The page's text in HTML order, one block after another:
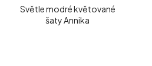
Světle modré květované
šaty Annika